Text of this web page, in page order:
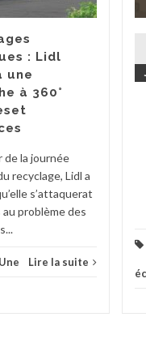
: Lidl
une
à 360°
de la journée
recyclage, Lidl a
s’attaquerat
problème des
Une Lire la suite